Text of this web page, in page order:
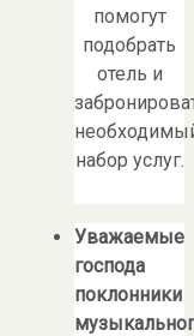
помогут
подобрать
отель и
набор услуг.
Уважаемые
господа
поклонники